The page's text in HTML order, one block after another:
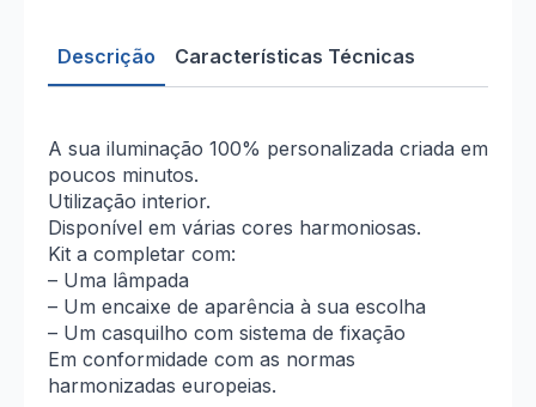
Entrançado
Descrição Características Técnicas
A sua iluminação 100% personalizada criada em
poucos minutos.
Utilização interior.
Disponível em várias cores harmoniosas.
Kit a completar com:
– Uma lâmpada
– Um encaixe de aparência à sua escolha
– Um casquilho com sistema de fixação
Em conformidade com as normas
harmonizadas europeias.